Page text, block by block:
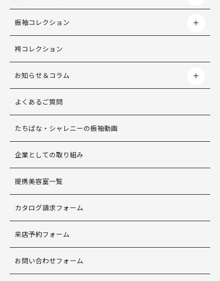
振袖コレクション
袴コレクション
お知らせ＆コラム
よくあるご質問
たちばな・シャレニーの振袖動画
企業としての取り組み
提携美容室一覧
カタログ請求フォーム
来店予約フォーム
お問い合わせフォーム